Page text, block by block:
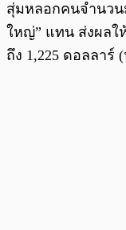
สุ่มหลอกคนจำนวน
ใหญ่” แทน ส่งผลใ
ถึง 1,225 ดอลลาร์